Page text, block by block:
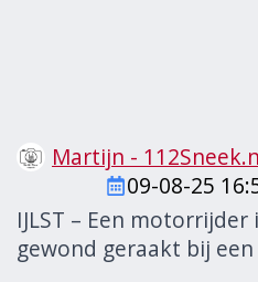
Martijn -
09-08-25
IJLST – Een
gewond geraakt bij